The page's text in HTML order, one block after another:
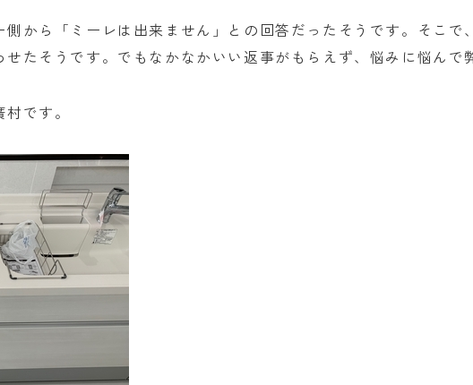
から「ミーレは出来ません」との回答だったそうです。そこ
たそうです。でもなかなかいい返事がもらえず、悩みに悩んで
です。